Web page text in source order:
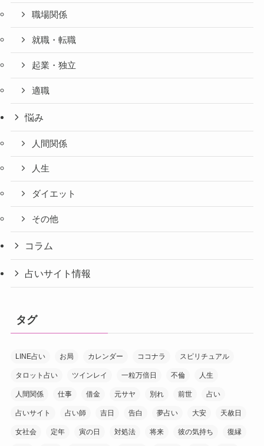
職場関係
就職・転職
起業・独立
適職
悩み
人間関係
人生
ダイエット
その他
コラム
占いサイト情報
タグ
LINE占い お局 カレンダー ココナラ スピリチュアル
タロット占い ツインレイ 一粒万倍日 不倫 人生
人間関係 仕事 借金 元サヤ 別れ 前世 占い
占いサイト 占い師 吉日 告白 夢占い 大安 天赦日
女社会 定年 寅の日 対処法 将来 彼の気持ち 復縁